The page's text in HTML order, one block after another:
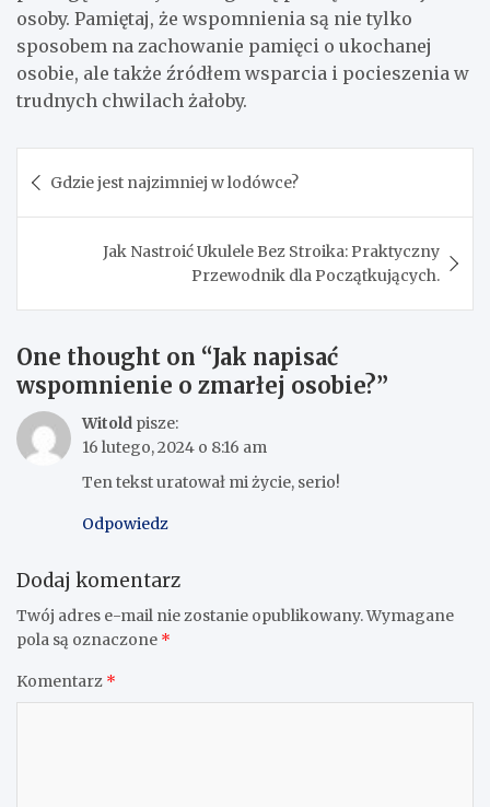
osoby. Pamiętaj, że wspomnienia są nie tylko
sposobem na zachowanie pamięci o ukochanej
osobie, ale także źródłem wsparcia i pocieszenia w
trudnych chwilach żałoby.
wpisu
Gdzie jest najzimniej w lodówce?
Jak Nastroić Ukulele Bez Stroika: Praktyczny
Przewodnik dla Początkujących.
One thought on “Jak napisać
wspomnienie o zmarłej osobie?”
Witold pisze:
16 lutego, 2024 o 8:16 am
Ten tekst uratował mi życie, serio!
Odpowiedz
Dodaj komentarz
Twój adres e-mail nie zostanie opublikowany.Wymagane
pola są oznaczone *
Komentarz *